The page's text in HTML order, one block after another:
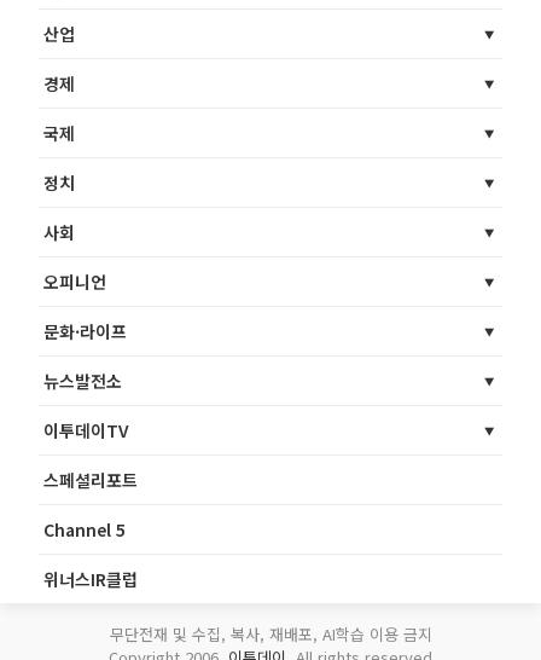
산업
경제
국제
정치
사회
오피니언
문화·라이프
뉴스발전소
이투데이TV
스페셜리포트
Channel 5
위너스IR클럽
무단전재 및 수집, 복사, 재배포, AI학습 이용 금지